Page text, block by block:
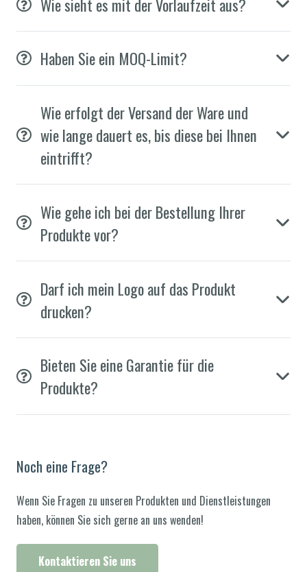
Haben Sie ein MOQ-Limit?
Wie erfolgt der Versand der Ware und
wie lange dauert es, bis diese bei Ihnen
eintrifft?
Wie gehe ich bei der Bestellung Ihrer
Produkte vor?
Darf ich mein Logo auf das Produkt
drucken?
Bieten Sie eine Garantie für die
Produkte?
Noch eine Frage?
Wenn Sie Fragen zu unseren Produkten und Dienstleistungen
haben, können Sie sich gerne an uns wenden!
Kontaktieren Sie uns